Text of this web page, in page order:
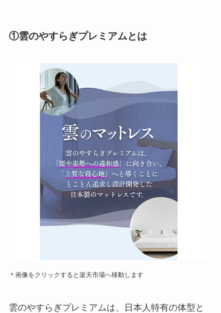
①雲のやすらぎプレミアムとは
＊画像をクリックすると楽天市場へ移動します
雲のやすらぎプレミアムは、日本人特有の体型と